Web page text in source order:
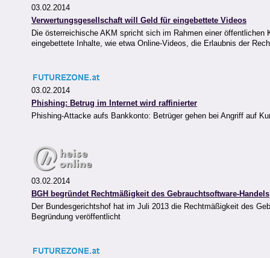
03.02.2014
Verwertungsgesellschaft will Geld für eingebettete Videos
Die österreichische AKM spricht sich im Rahmen einer
eingebettete Inhalte, wie etwa Online-Videos, die Erlaubnis der
03.02.2014
Phishing: Betrug im Internet wird raffinierter
Phishing-Attacke aufs Bankkonto: Betrüger gehen bei Angriff auf
03.02.2014
BGH begründet Rechtmäßigkeit des Gebrauchtsoftware-Handels
Der Bundesgerichtshof hat im Juli 2013 die Rechtmäßigkeit des
Begründung veröffentlicht